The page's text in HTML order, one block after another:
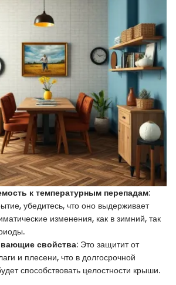
к температурным перепадам:
убедитесь, что оно выдерживает
изменения, как в зимний, так
свойства: Это защитит от
и плесени, что в долгосрочной
способствовать целостности крыши.